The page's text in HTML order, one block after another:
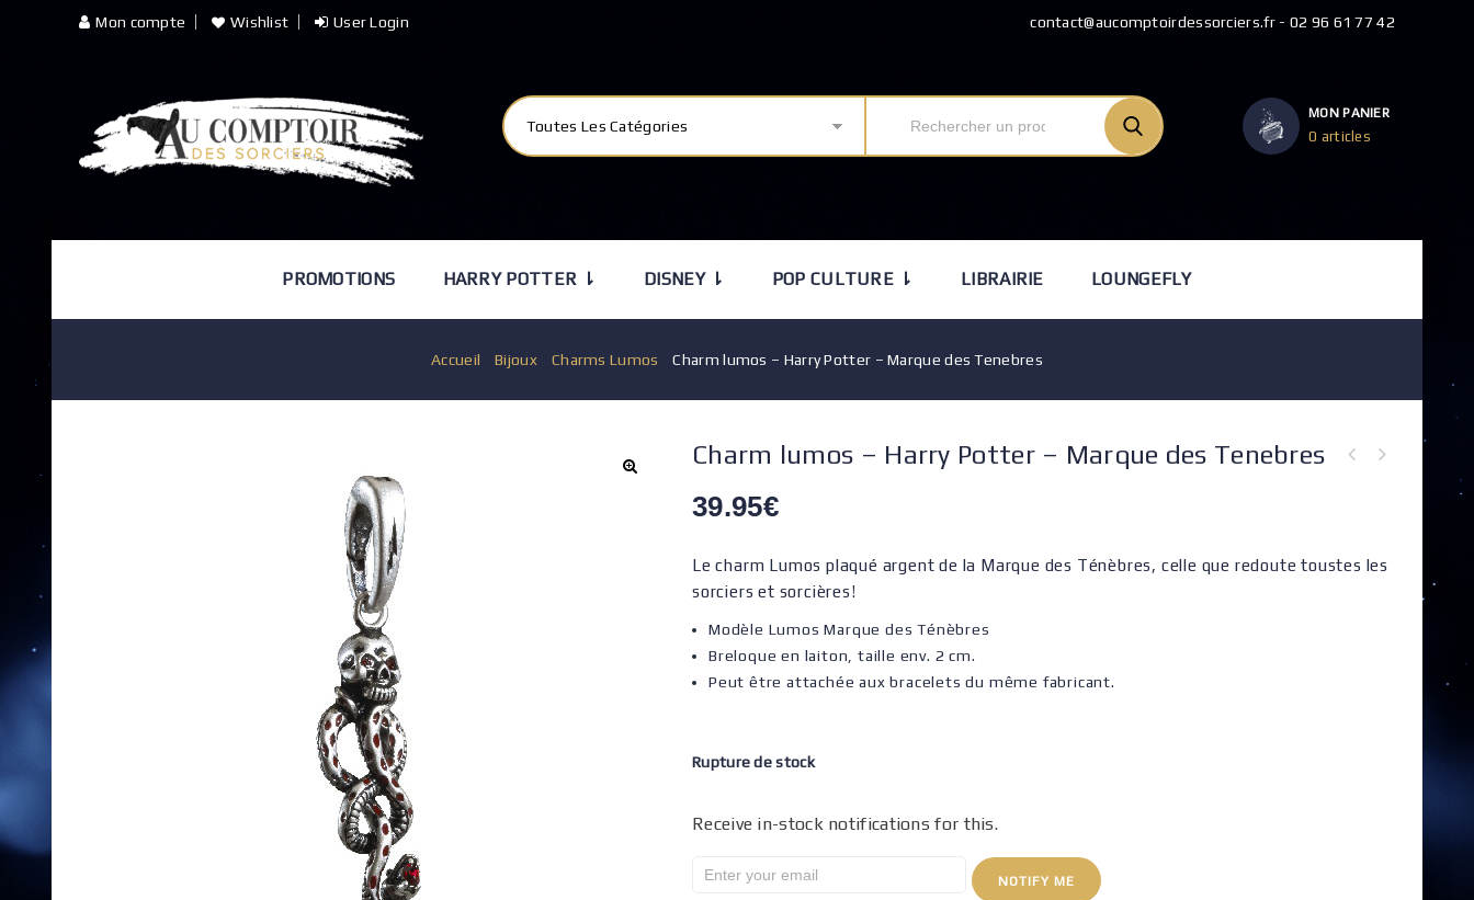
Mon compte Wishlist User Login contact@aucomptoirdessorciers.fr - 02 96 61 77 42
Toutes Les Catégories
MON PANIER
0 articles
PROMOTIONS HARRY POTTER ⇂ DISNEY ⇂ POP CULTURE ⇂ LIBRAIRIE LOUNGEFLY
Accueil /Bijoux Charms Lumos /Charm lumos – Harry Potter – Marque des Tenebres
Charm lumos – Harry Potter – Marque des Tenebres
39.95€
Le charm Lumos plaqué argent de la Marque des Ténèbres, celle que redoute toustes les
sorciers et sorcières!
Modèle Lumos Marque des Ténèbres
Breloque en laiton, taille env. 2 cm.
Peut être attachée aux bracelets du même fabricant.
Rupture de stock
Receive in-stock notifications for this.
NOTIFY ME